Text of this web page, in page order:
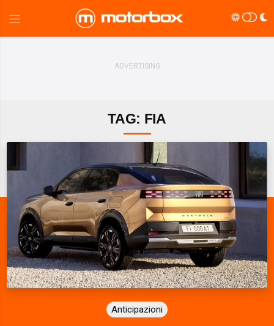
TAG: FIA
Anticipazioni